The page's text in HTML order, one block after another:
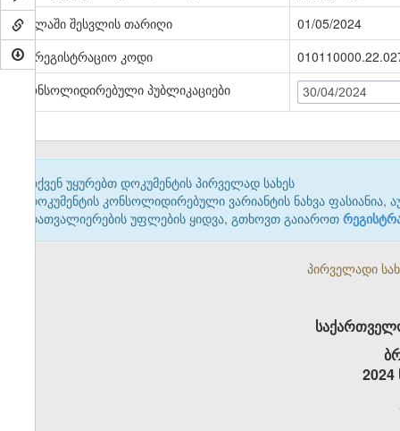
ძალაში შესვლის თარიღი
01/05/2024
სარეგისტრაციო კოდი
კონსოლიდირებული პუბლიკაციები
30/04/2024
თქვენ უყურებთ დოკუმენტის პირველად სახეს
დოკუმენტის კონსოლიდირებული ვარიანტის ნახვა ფასიანია,
დათვალიერების უფლების ყიდვა, გთხოვთ გაიაროთ
პირველადი